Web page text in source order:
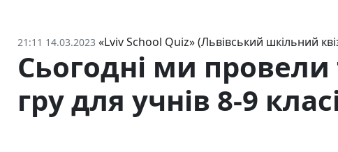
21:11 14.03.2023 «Lviv School Quiz» (Львівський шкільний
Сьогодні ми
гру для учнів 8-9